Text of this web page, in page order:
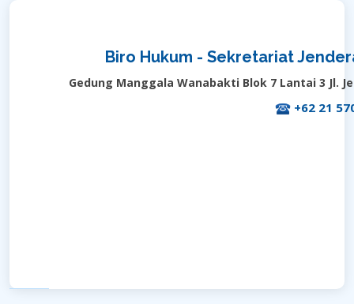
Biro Hukum - Sekretariat
Gedung Manggala Wanabakti Blok 7 Lantai 3 Jl.
+62 21